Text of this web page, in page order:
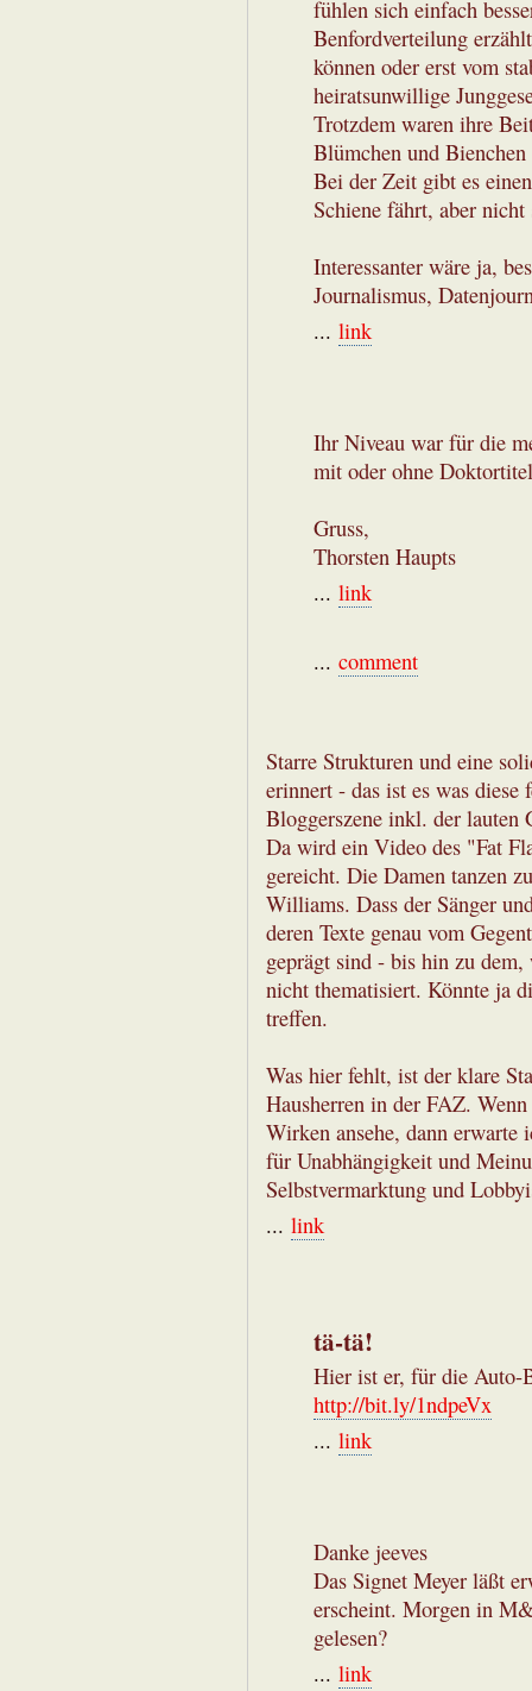
fühlen sich einfach
Benfordverteilung
können oder erst vom
heiratsunwillige
Trotzdem waren ihre
Blümchen und
Bei der Zeit gibt es
Schiene fährt, aber
Interessanter wäre ja,
Journalismus,
... link
Ihr Niveau war für die
mit oder ohne
Gruss,
Thorsten Haupts
... link
... comment
Starre Strukturen und eine
erinnert - das ist es was
Bloggerszene inkl. der lauten
Da wird ein Video des "Fat
gereicht. Die Damen tanzen
Williams. Dass der Sänger
deren Texte genau vom
geprägt sind - bis hin zu
nicht thematisiert. Könnte ja
treffen.
Was hier fehlt, ist der klare
Hausherren in der FAZ.
Wirken ansehe, dann erwarte
für Unabhängigkeit und
Selbstvermarktung und
... link
tä-tä!
Hier ist er, für die Auto-
http://bit.ly/1ndpeVx
... link
Danke jeeves
Das Signet Meyer läßt
erscheint. Morgen in
gelesen?
... link